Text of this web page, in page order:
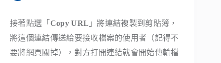
接著點選「 Copy URL 」將連結複製到剪貼簿，
將這個連結傳送給要接收檔案的使用者（記得不
要將網頁關掉），對方打開連結就會開始傳輸檔